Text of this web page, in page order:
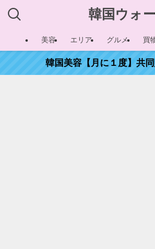
韓国ウォ
美容 エリア グルメ 買
韓国美容【月に１度】共